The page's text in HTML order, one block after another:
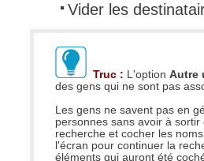
Vider les
Truc : L'option Autre
des gens qui ne sont pas
Les gens ne savent pas en
personnes sans avoir à
recherche et cocher les
l'écran pour continuer la
éléments qui auront été